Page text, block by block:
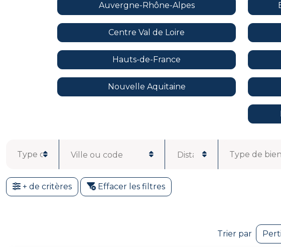
Auvergne-Rhône-Alpes
Centre Val de Loire
Hauts-de-France
Nouvelle Aquitaine
Ville ou code
Distance
+ de critères Effacer les filtres
Trier par